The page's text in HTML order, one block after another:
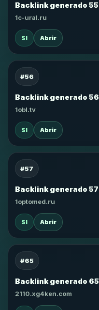
Backlink generado 55
1c-ural.ru
SI Abrir
#56
Backlink generado 56
1obl.tv
SI Abrir
#57
Backlink generado 57
1optomed.ru
SI Abrir
#65
Backlink generado 65
2110.xg4ken.com